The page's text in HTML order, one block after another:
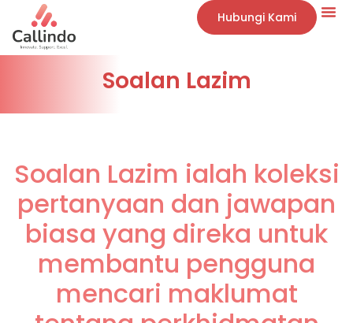
Hubungi Kami
Soalan Lazim
Soalan Lazim ialah koleksi
pertanyaan dan jawapan
biasa yang direka untuk
membantu pengguna
mencari maklumat